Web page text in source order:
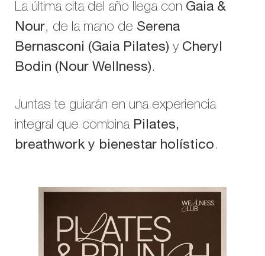
La última cita del año llega con Gaia &
Nour, de la mano de Serena
Bernasconi (Gaia Pilates) y Cheryl
Bodin (Nour Wellness).
Juntas te guiarán en una experiencia
integral que combina Pilates,
breathwork y bienestar holístico.